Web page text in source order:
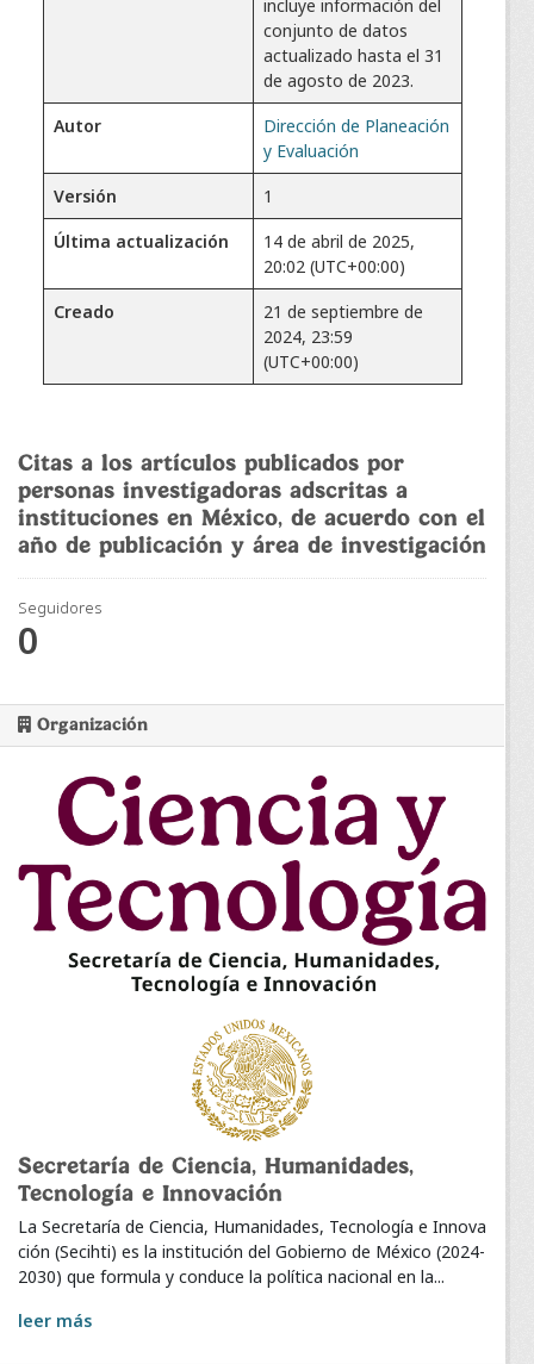
Citas a los artículos publicados por
personas investigadoras adscritas a
instituciones en México, de acuerdo con el
año de publicación y área de investigación
Seguidores
0
Organización
Secretaría de Ciencia, Humanidades,
Tecnología e Innovación
La Secretaría de Ciencia, Humanidades, Tecnología e Innova
ción (Secihti) es la institución del Gobierno de México (2024-
2030) que formula y conduce la política nacional en la...
leer más
incluye información del
conjunto de datos
actualizado hasta el 31
de agosto de 2023.
Autor
Dirección de Planeación
y Evaluación
Versión
1
Última actualización
14 de abril de 2025,
20:02 (UTC+00:00)
Creado
21 de septiembre de
2024, 23:59
(UTC+00:00)